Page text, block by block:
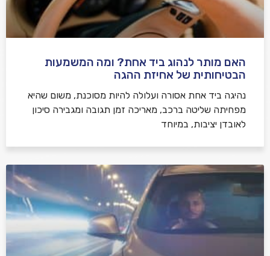
האם מותר לנהוג ביד אחת? ומה המשמעות
הבטיחותית של אחיזת ההגה
נהיגה ביד אחת אסורה ועלולה להיות מסוכנת, משום שהיא
מפחיתה שליטה ברכב, מאריכה זמן תגובה ומגבירה סיכון
לאובדן יציבות, במיוחד